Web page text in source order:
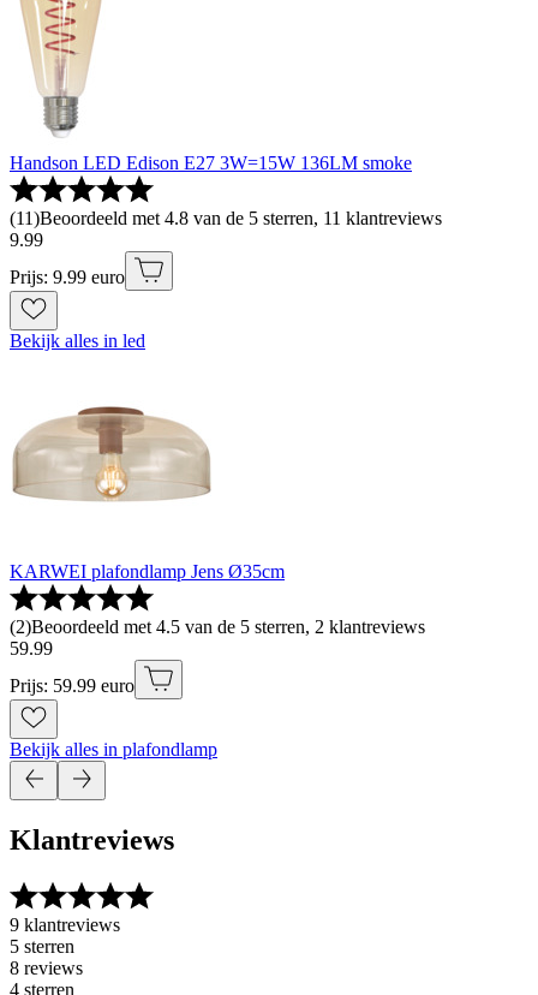
Handson LED Edison E27 3W=15W 136LM smoke
(11)Beoordeeld met 4.8 van de 5 sterren, 11 klantreviews
9.99
Prijs: 9.99 euro
Bekijk alles in led
KARWEI plafondlamp Jens Ø35cm
(2)Beoordeeld met 4.5 van de 5 sterren, 2 klantreviews
59.99
Prijs: 59.99 euro
Bekijk alles in plafondlamp
Klantreviews
9 klantreviews
5 sterren
8 reviews
4 sterren